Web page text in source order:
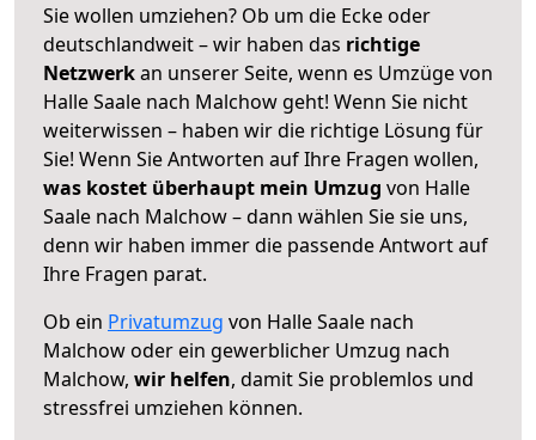
Sie wollen umziehen? Ob um die Ecke oder
deutschlandweit – wir haben das richtige
Netzwerkan unserer Seite, wenn es Umzüge von
Halle Saale nach Malchow geht! Wenn Sie nicht
weiterwissen – haben wir die richtige Lösung für
Sie! Wenn Sie Antworten auf Ihre Fragen wollen,
was kostet überhaupt mein Umzug von Halle
Saale nach Malchow – dann wählen Sie sie uns,
denn wir haben immer die passende Antwort auf
Ihre Fragen parat.
Ob ein Privatumzug von Halle Saale nach
Malchow oder ein gewerblicher Umzug nach
Malchow, wir helfen, damit Sie problemlos und
stressfrei umziehen können.